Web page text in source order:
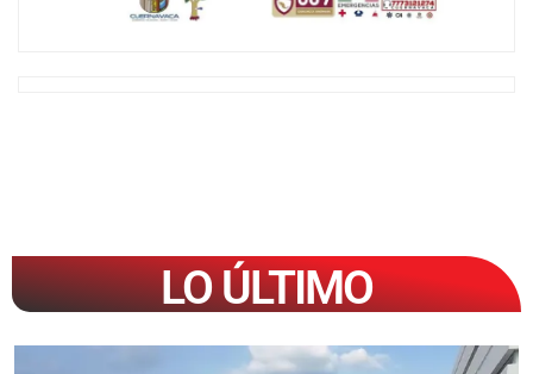
LO ÚLTIMO